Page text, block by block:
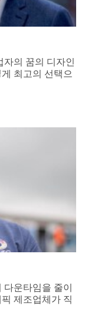
의 꿈의 디자인
최고의 선택으
다운타임을 줄이
제조업체가 직